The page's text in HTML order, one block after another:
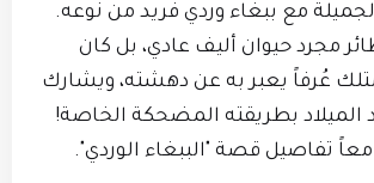
مع ببغاء وردي فريد من نوعه.
مجرد حيوان أليف عادي، بل كان
عُرفاً يعبر به عن دهشته، ويشارك
الميلاد بطريقته المضحكة الخاصة!
تفاصيل قصة "الببغاء الوردي".